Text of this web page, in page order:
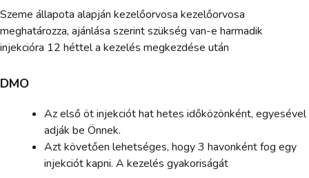
Szeme állapota alapján kezelőorvosa kezelőorvosa
meghatározza, ajánlása szerint szükség van-e harmadik
injekcióra 12 héttel a kezelés megkezdése után
DMO
Az első öt injekciót hat hetes időközönként, egyesével
adják be Önnek.
Azt követően lehetséges, hogy 3 havonként fog egy
injekciót kapni. A kezelés gyakoriságát